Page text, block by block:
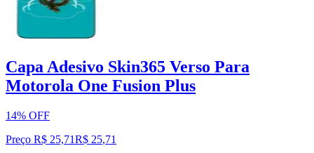
Capa Adesivo Skin365 Verso Para
Motorola One Fusion Plus
14% OFF
Preço R$ 25,71R$ 25,71